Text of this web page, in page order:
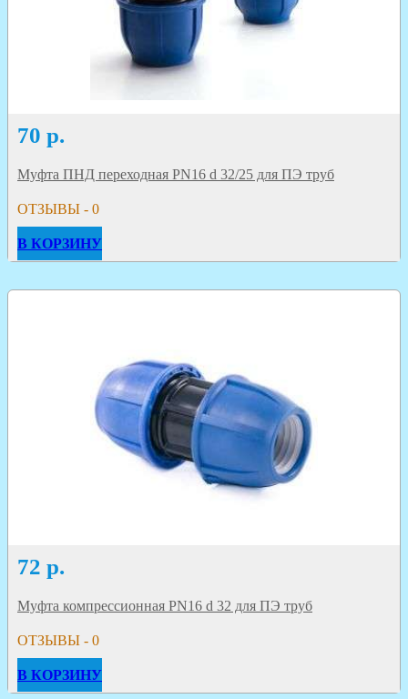
70 р.
Муфта ПНД переходная PN16 d 32/25 для ПЭ труб
ОТЗЫВЫ - 0
В КОРЗИНУ
72 р.
Муфта компрессионная PN16 d 32 для ПЭ труб
ОТЗЫВЫ - 0
В КОРЗИНУ